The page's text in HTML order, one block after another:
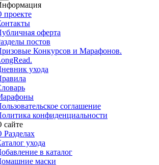
проекте
оферта
постов
Конкурсов и Марафонов.
ухода
соглашение
конфиденциальности
сайте
Разделах
ухода
в каталог
маски